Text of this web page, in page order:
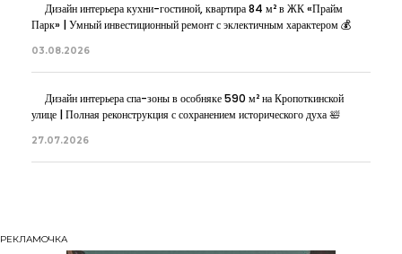
Дизайн интерьера кухни-гостиной, квартира 84 м² в ЖК «Прайм
Парк» | Умный инвестиционный ремонт с эклектичным характером 💰
03.08.2026
Дизайн интерьера спа-зоны в особняке 590 м² на Кропоткинской
улице | Полная реконструкция с сохранением исторического духа 🛀
27.07.2026
РЕКЛАМОЧКА